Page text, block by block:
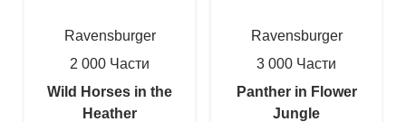
Ravensburger
2 000 Части
Wild Horses in the
Heather
Ravensburger
3 000 Части
Panther in Flower
Jungle